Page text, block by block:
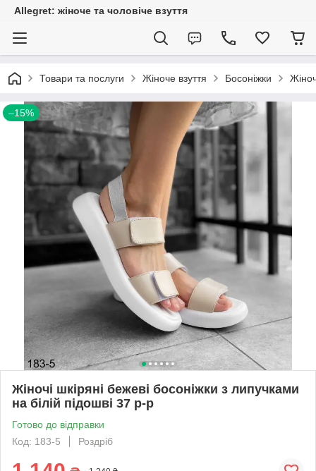
Allegret: жіноче та чоловіче взуття
Товари та послуги Жіноче взуття Босоніжки
–15%
Жіночі шкіряні бежеві босоніжки з липучками
на білій підошві 37 р-р
Готово до відправки
Код: 183-5
Роздріб